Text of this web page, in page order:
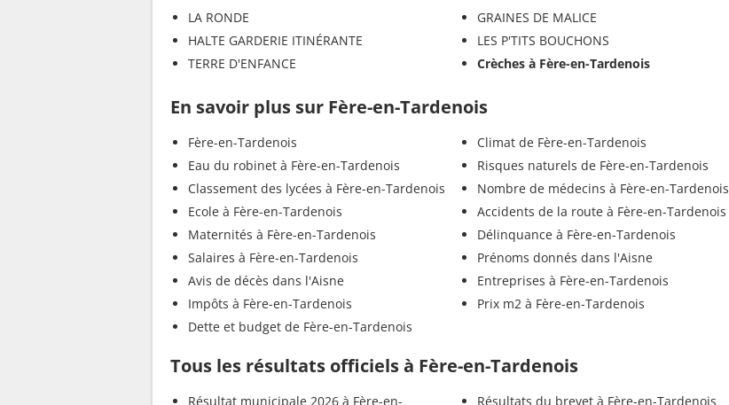
LA RONDE
HALTE GARDERIE ITINÉRANTE
TERRE D'ENFANCE
GRAINES DE MALICE
LES P'TITS BOUCHONS
Crèches à Fère-en-Tardenois
En savoir plus sur Fère-en-Tardenois
Fère-en-Tardenois
Eau du robinet à Fère-en-Tardenois
Classement des lycées à Fère-en-Tardenois
Ecole à Fère-en-Tardenois
Maternités à Fère-en-Tardenois
Salaires à Fère-en-Tardenois
Avis de décès dans l'Aisne
Impôts à Fère-en-Tardenois
Dette et budget de Fère-en-Tardenois
Climat de Fère-en-Tardenois
Risques naturels de Fère-en-Tardenois
Nombre de médecins à Fère-en-Tardenois
Accidents de la route à Fère-en-Tardenois
Délinquance à Fère-en-Tardenois
Prénoms donnés dans l'Aisne
Entreprises à Fère-en-Tardenois
Prix m2 à Fère-en-Tardenois
Tous les résultats officiels à Fère-en-Tardenois
Résultat municipale 2026 à Fère-en- Résultats du brevet à Fère-en-Tardenois